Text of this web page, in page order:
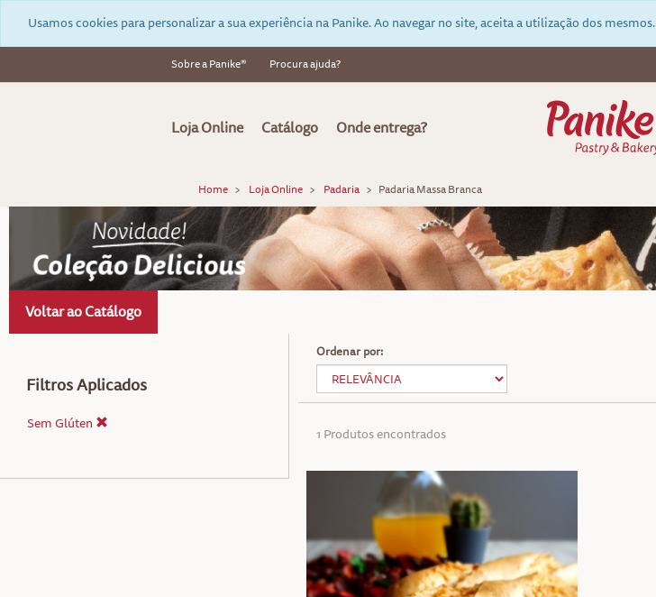
Usamos cookies para personalizar a sua experiência na Panike. Ao navegar no site, aceita a utilização dos mesmos.
Sobre a Panike® Procura ajuda?
Loja Online Catálogo Onde entrega?
Home Loja Online Padaria Padaria Massa Branca
Voltar ao Catálogo
Filtros Aplicados
Sem Glúten
Ordenar por:
1 Produtos encontrados